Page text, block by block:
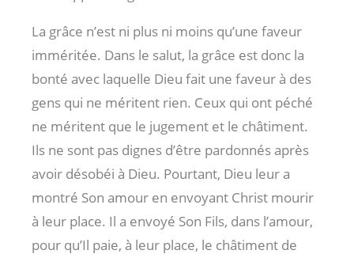
La grâce n’est ni plus ni moins qu’une faveur
imméritée. Dans le salut, la grâce est donc la
bonté avec laquelle Dieu fait une faveur à des
gens qui ne méritent rien. Ceux qui ont péché
ne méritent que le jugement et le châtiment.
Ils ne sont pas dignes d’être pardonnés après
avoir désobéi à Dieu. Pourtant, Dieu leur a
montré Son amour en envoyant Christ mourir
à leur place. Il a envoyé Son Fils, dans l’amour,
pour qu’Il paie, à leur place, le châtiment de